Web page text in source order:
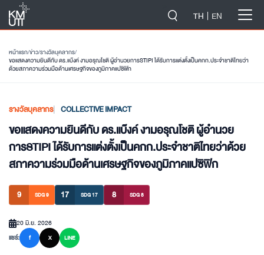
TH EN
หน้าแรก/ข่าว/รางวัลบุคลากร/
ขอแสดงความยินดีกับ ดร.แบ๊งค์ งามอรุณโชติ ผู้อำนวยการSTIPI ได้รับการแต่งตั้งเป็นคกก.ประจำชาติไทยว่า
ด้วยสภาความร่วมมือด้านเศรษฐกิจของภูมิภาคแปซิฟิก
รางวัลบุคลากร COLLECTIVE IMPACT
ขอแสดงความยินดีกับ ดร.แบ๊งค์ งามอรุณโชติ ผู้อำนวย
การSTIPI ได้รับการแต่งตั้งเป็นคกก.ประจำชาติไทยว่าด้วย
สภาความร่วมมือด้านเศรษฐกิจของภูมิภาคแปซิฟิก
9 SDG 9 17 SDG 17 8 SDG 8
20 มิ.ย. 2026
แชร์:
f X LINE